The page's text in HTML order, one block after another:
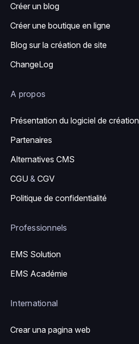
Créer un blog
Créer une boutique en ligne
Blog sur la création de site
ChangeLog
A propos
Présentation du logiciel de
Partenaires
Alternatives CMS
CGU & CGV
Politique de confidentialité
Professionnels
EMS Solution
EMS Académie
International
Crear una pagina web